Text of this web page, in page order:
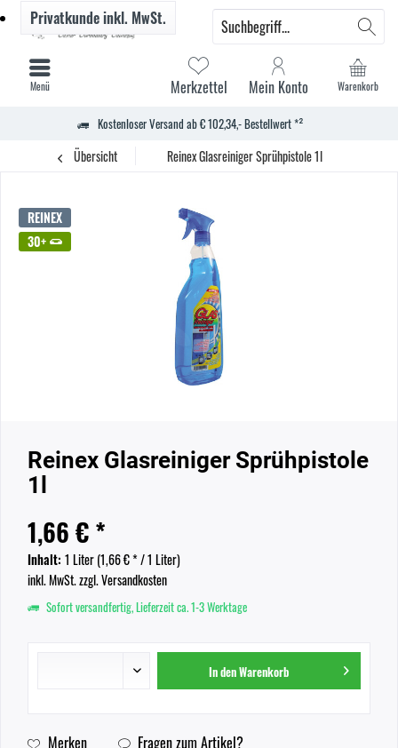
Kostenloser Versand ab € 102,34,- Bestellwert *²
Warenkorb
Merkzettel Mein Konto
Privatkundeinkl. MwSt.
Menü
Übersicht Reinex Glasreiniger Sprühpistole 1l
REINEX
30+
Reinex Glasreiniger Sprühpistole
1l
1,66 € *
Inhalt: 1 Liter (1,66 €* / 1 Liter)
inkl. MwSt.zzgl. Versandkosten
Sofort versandfertig, Lieferzeit ca. 1-3 Werktage
In denWarenkorb
Merken Fragen zum Artikel?